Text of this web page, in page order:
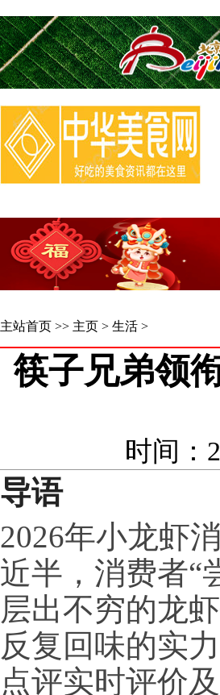
主站首页 >> 主页 > 生活 >
筷子兄弟领
时间：
导语
2026年小龙虾
近半，消费者“
层出不穷的龙
反复回味的实
点评实时评价